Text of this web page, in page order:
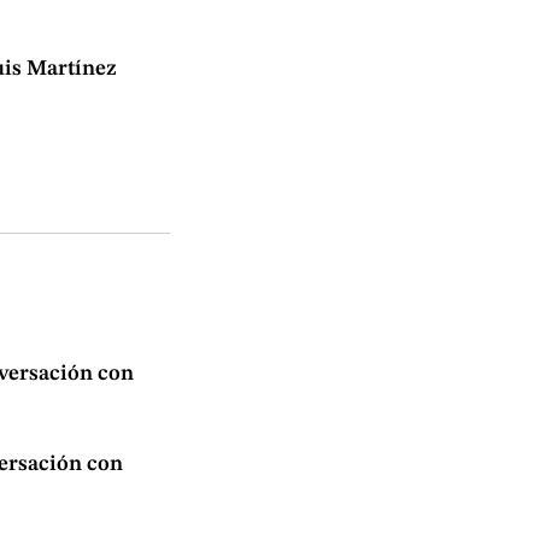
Martínez
con
con